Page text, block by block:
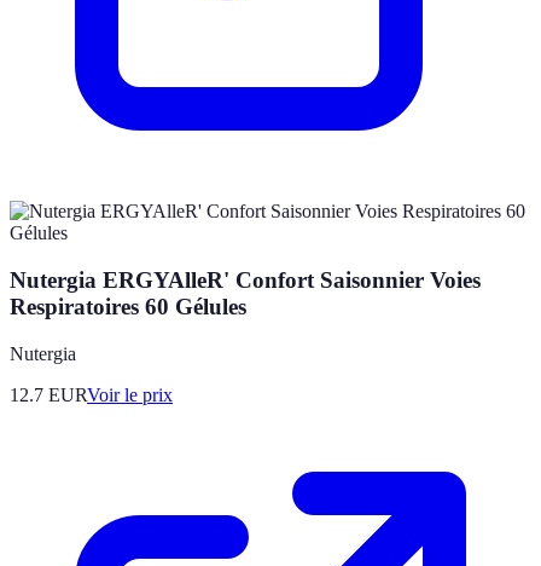
Nutergia ERGYAlleR' Confort Saisonnier Voies
Respiratoires 60 Gélules
Nutergia
12.7 EURVoir le prix